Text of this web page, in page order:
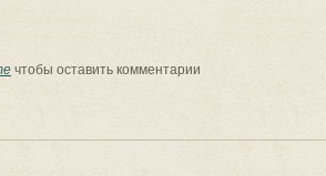
чтобы оставить комментарии